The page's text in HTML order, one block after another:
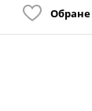
Обране